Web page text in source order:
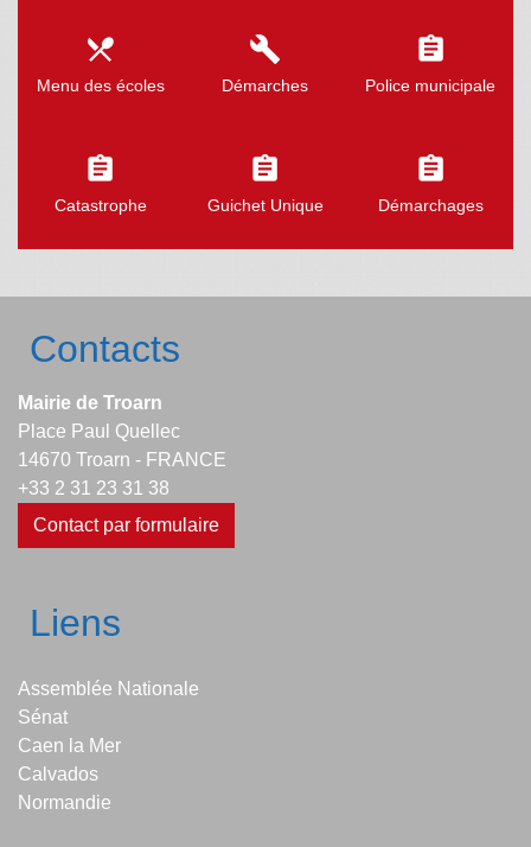
local_dining
Menu des écoles
build
Démarches
assignment
Police municipale
assignment
Catastrophe
assignment
Guichet Unique
assignment
Démarchages
Contacts
Mairie de Troarn
Place Paul Quellec
14670 Troarn - FRANCE
+33 2 31 23 31 38
Contact par formulaire
Liens
Assemblée Nationale
Sénat
Caen la Mer
Calvados
Normandie